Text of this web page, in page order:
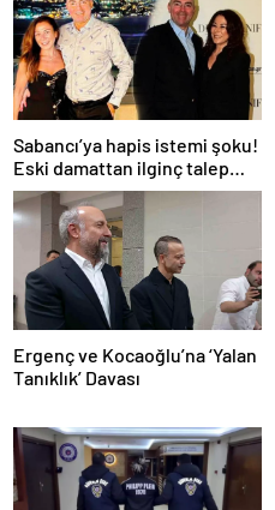
Sabancı’ya hapis istemi şoku!
Eski damattan ilginç talep
geldi
Ergenç ve Kocaoğlu’na ‘Yalan
Tanıklık’ Davası